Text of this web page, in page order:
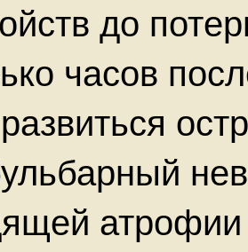
до
часов
атрофии